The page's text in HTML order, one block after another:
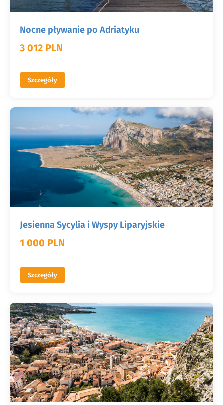
Nocne pływanie po Adriatyku
3 012 PLN
Szczegóły
Jesienna Sycylia i Wyspy Liparyjskie
1 000 PLN
Szczegóły